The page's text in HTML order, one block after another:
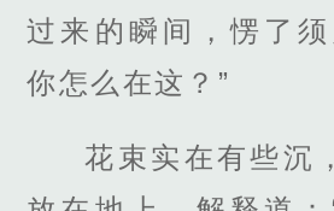
过来的瞬间，愣了须
你怎么在这？”
花束实在有些沉